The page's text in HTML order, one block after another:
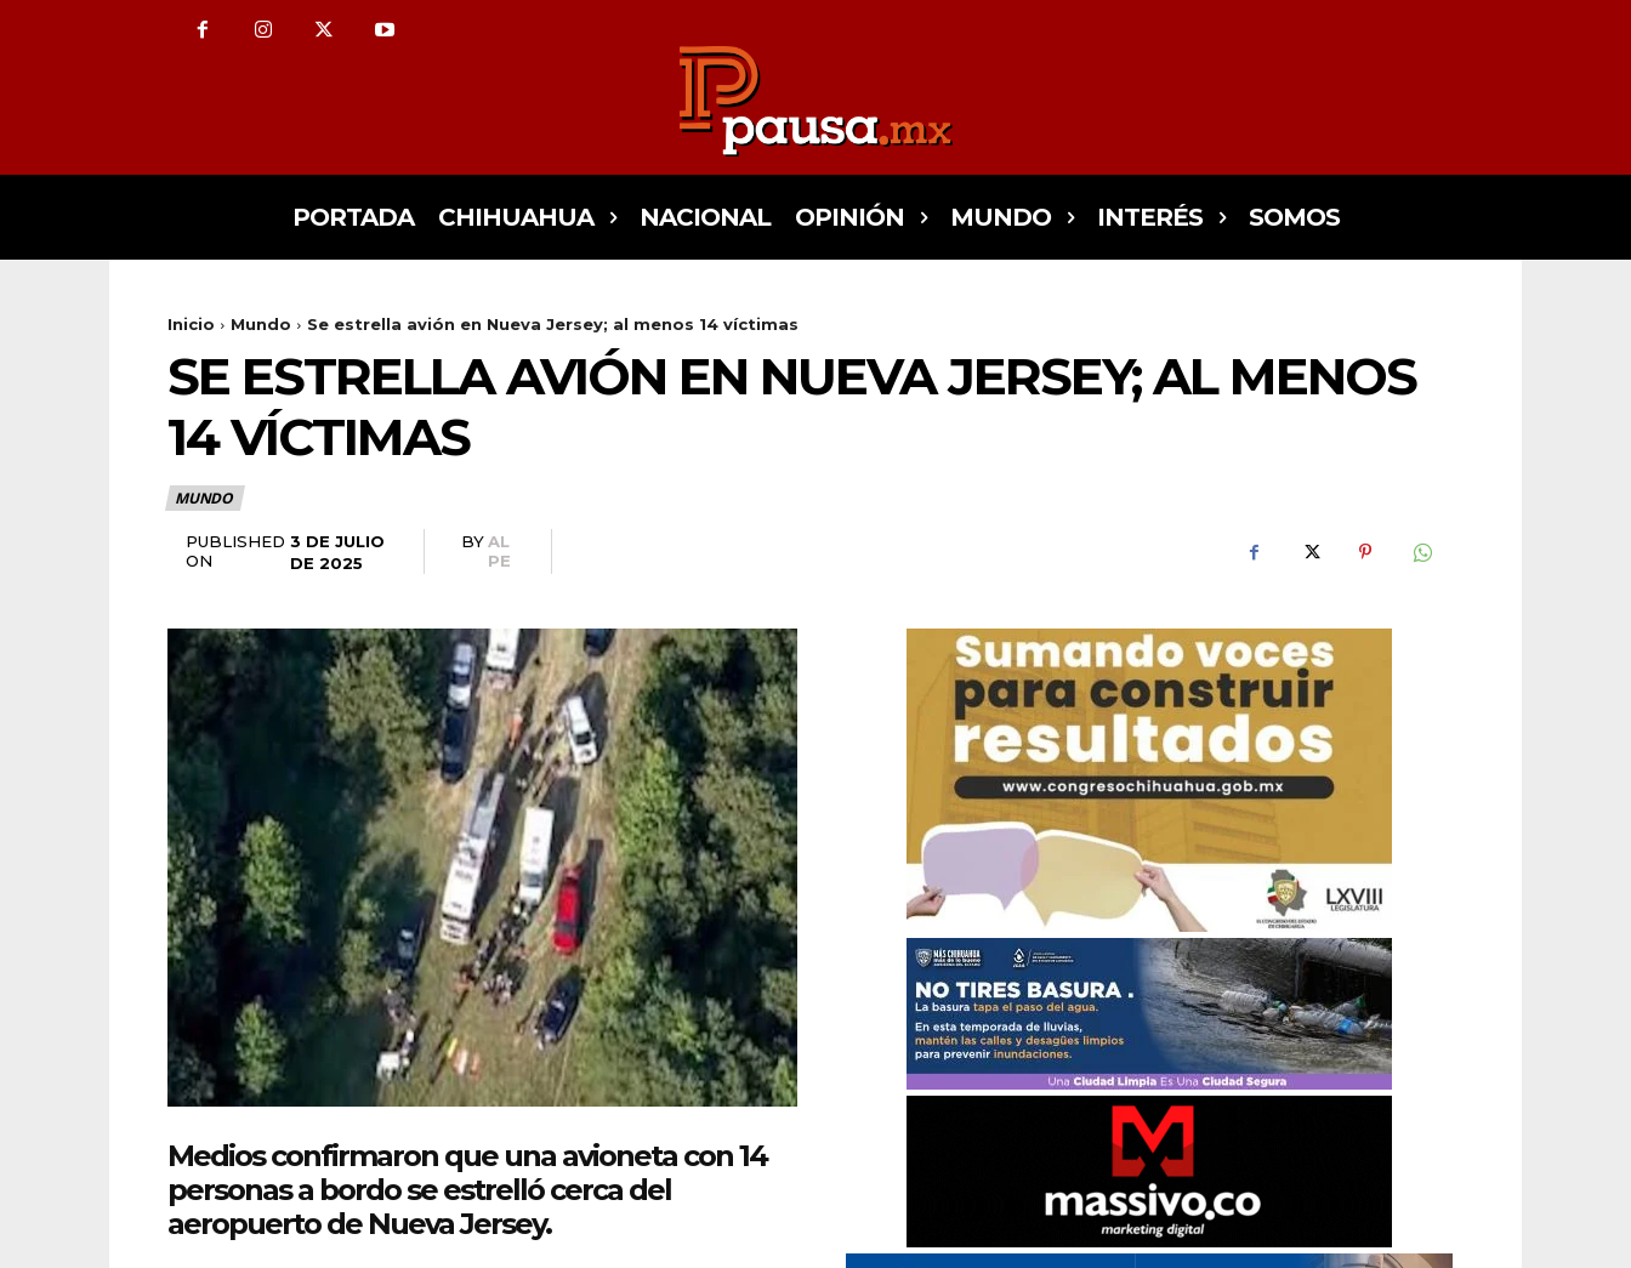
PORTADA CHIHUAHUA NACIONAL OPINIÓN MUNDO INTERÉS SOMOS
Inicio Mundo Se estrella avión en Nueva Jersey; al menos 14 víctimas
SE ESTRELLA AVIÓN EN NUEVA JERSEY; AL MENOS
14 VÍCTIMAS
MUNDO
PUBLISHED
ON
3 DE JULIO
DE 2025
BY AL
PE
Medios confirmaron que una avioneta con 14
personas a bordo se estrelló cerca del
aeropuerto de NuevaJersey.